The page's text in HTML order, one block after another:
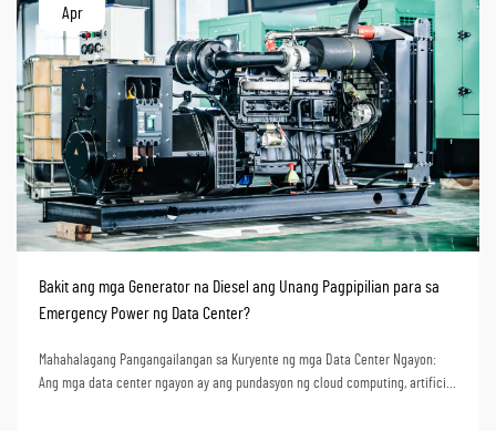
Apr
Bakit ang mga Generator na Diesel ang Unang Pagpipilian para sa
Emergency Power ng Data Center?
Mahahalagang Pangangailangan sa Kuryente ng mga Data Center Ngayon:
Ang mga data center ngayon ay ang pundasyon ng cloud computing, artificial